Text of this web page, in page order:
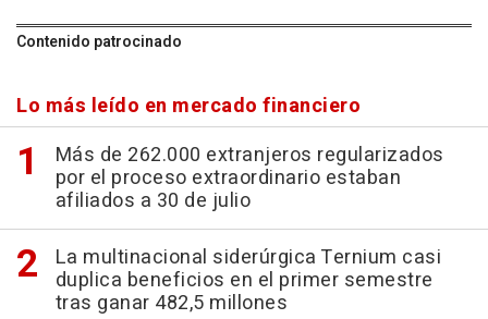
Contenido patrocinado
Lo más leído en mercado financiero
Más de 262.000 extranjeros regularizados
por el proceso extraordinario estaban
afiliados a 30 de julio
La multinacional siderúrgica Ternium casi
duplica beneficios en el primer semestre
tras ganar 482,5 millones